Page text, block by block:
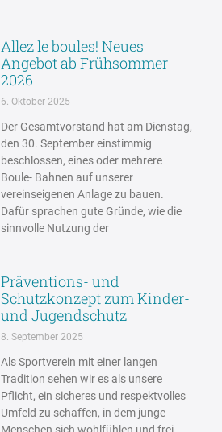
Allez le boules! Neues
Angebot ab Frühsommer
2026
6. Oktober 2025
Der Gesamtvorstand hat am Dienstag,
den 30. September einstimmig
beschlossen, eines oder mehrere
Boule- Bahnen auf unserer
vereinseigenen Anlage zu bauen.
Dafür sprachen gute Gründe, wie die
sinnvolle Nutzung der
Präventions- und
Schutzkonzept zum Kinder-
und Jugendschutz
8. September 2025
Als Sportverein mit einer langen
Tradition sehen wir es als unsere
Pflicht, ein sicheres und respektvolles
Umfeld zu schaffen, in dem junge